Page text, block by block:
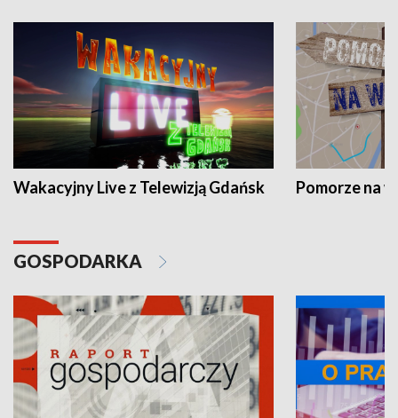
Wakacyjny Live z Telewizją Gdańsk Pomorze na
GOSPODARKA